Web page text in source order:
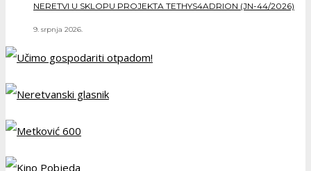
NERETVI U SKLOPU PROJEKTA TETHYS4ADRION (JN-44/2026)
9. srpnja 2026.